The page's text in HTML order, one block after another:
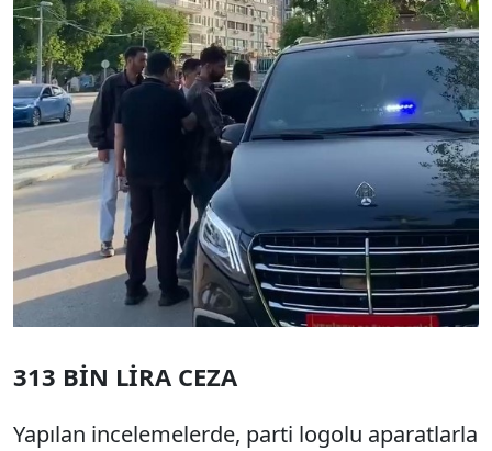
313 BİN LİRA CEZA
Yapılan incelemelerde, parti logolu aparatlarla